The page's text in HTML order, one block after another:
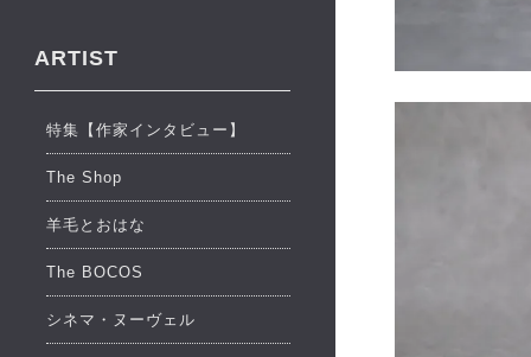
ARTIST
特集【作家インタビュー】
The Shop
羊毛とおはな
The BOCOS
シネマ・ヌーヴェル